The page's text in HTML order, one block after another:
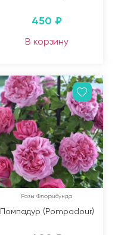
450 ₽
В корзину
Розы Флорибунда
Помпадур (Pompadour)